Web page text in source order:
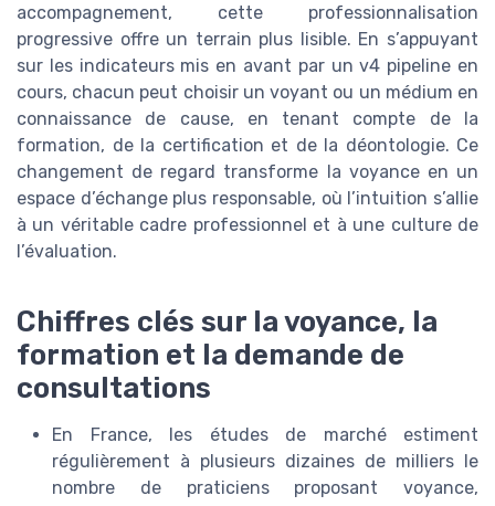
accompagnement, cette professionnalisation
progressive offre un terrain plus lisible. En s’appuyant
sur les indicateurs mis en avant par un v4 pipeline en
cours, chacun peut choisir un voyant ou un médium en
connaissance de cause, en tenant compte de la
formation, de la certification et de la déontologie. Ce
changement de regard transforme la voyance en un
espace d’échange plus responsable, où l’intuition s’allie
à un véritable cadre professionnel et à une culture de
l’évaluation.
Chiffres clés sur la voyance, la
formation et la demande de
consultations
En France, les études de marché estiment
régulièrement à plusieurs dizaines de milliers le
nombre de praticiens proposant voyance,